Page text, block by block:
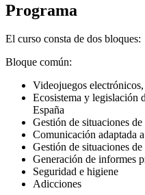
Programa
El curso consta de dos bloques:
Bloque común:
Videojuegos
Ecosistema y legislación
España
Gestión de situaciones de
Comunicación adaptada
Gestión de situaciones
Generación de informes
Seguridad e higiene